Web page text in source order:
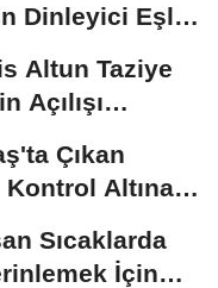
Dinleyici Eşlik
Altun Taziye
Açılışı
Çıkan
Kontrol Altına
Sıcaklarda
İçin